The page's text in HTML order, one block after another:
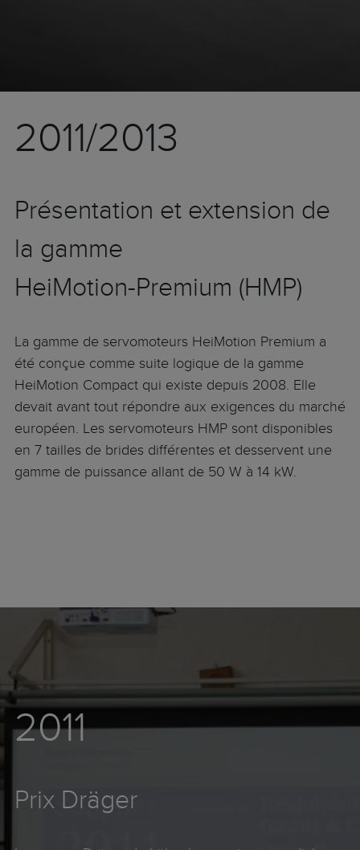
2011/2013
Présentation et extension de
la gamme
HeiMotion-Premium (HMP)
La gamme de servomoteurs HeiMotion Premium a
été conçue comme suite logique de la gamme
HeiMotion Compact qui existe depuis 2008. Elle
devait avant tout répondre aux exigences du marché
européen. Les servomoteurs HMP sont disponibles
en 7 tailles de brides différentes et desservent une
gamme de puissance allant de 50 W à 14 kW.
2011
Prix Dräger